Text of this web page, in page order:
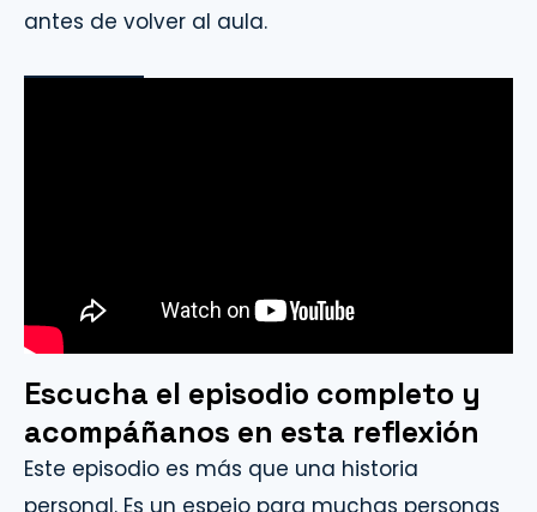
antes de volver al aula.
Escucha el episodio completo y
acompáñanos en esta reflexión
Este episodio es más que una historia
personal. Es un espejo para muchas personas